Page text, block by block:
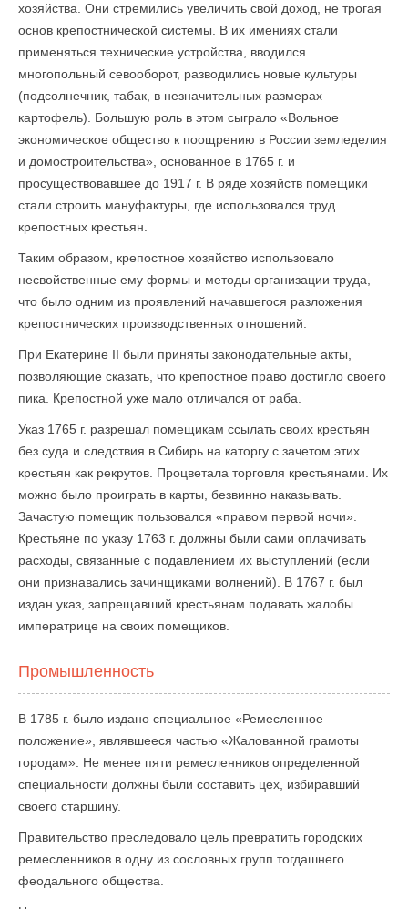
хозяйства. Они стремились увеличить свой доход, не трогая
основ крепостнической системы. В их имениях стали
применяться технические устройства, вводился
многопольный севооборот, разводились новые культуры
(подсолнечник, табак, в незначительных размерах
картофель). Большую роль в этом сыграло «Вольное
экономическое общество к поощрению в России земледелия
и домостроительства», основанное в 1765 г. и
просуществовавшее до 1917 г. В ряде хозяйств помещики
стали строить мануфактуры, где использовался труд
крепостных крестьян.
Таким образом, крепостное хозяйство использовало
несвойственные ему формы и методы организации труда,
что было одним из проявлений начавшегося разложения
крепостнических производственных отношений.
При Екатерине II были приняты законодательные акты,
позволяющие сказать, что крепостное право достигло своего
пика. Крепостной уже мало отличался от раба.
Указ 1765 г. разрешал помещикам ссылать своих крестьян
без суда и следствия в Сибирь на каторгу с зачетом этих
крестьян как рекрутов. Процветала торговля крестьянами. Их
можно было проиграть в карты, безвинно наказывать.
Зачастую помещик пользовался «правом первой ночи».
Крестьяне по указу 1763 г. должны были сами оплачивать
расходы, связанные с подавлением их выступлений (если
они признавались зачинщиками волнений). В 1767 г. был
издан указ, запрещавший крестьянам подавать жалобы
императрице на своих помещиков.
Промышленность
В 1785 г. было издано специальное «Ремесленное
положение», являвшееся частью «Жалованной грамоты
городам». Не менее пяти ремесленников определенной
специальности должны были составить цех, избиравший
своего старшину.
Правительство преследовало цель превратить городских
ремесленников в одну из сословных групп тогдашнего
феодального общества.